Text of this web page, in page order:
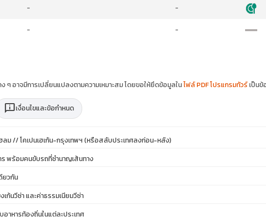
- -
- -
ๆ อาจมีการเปลี่ยนแปลงตามความเหมาะสม โดยขอให้ยึดข้อมูลในไฟล์ PDF โปรแกรมทัวร์เป็นข้
chat_infoเงื่อนไขและข้อกำหนด
ม // โคเปนเฮเก้น-กรุงเทพฯ (หรือสลับประเทศลงก่อน-หลัง)
ร พร้อมคนขับรถที่ชำนาญเส้นทาง
ยวกัน
ก้นวีซ่า และค่าธรรมเนียมวีซ่า
อาหารท้องถิ่นในแต่ละประเทศ